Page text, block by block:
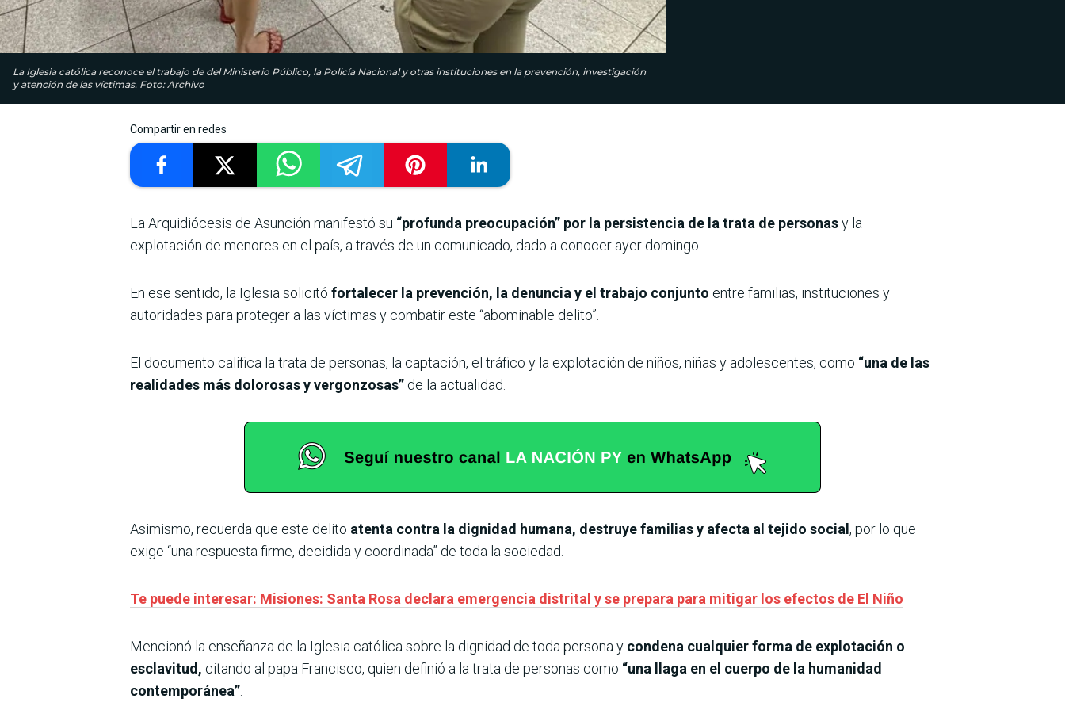
La Iglesia católica reconoce el trabajo de del Ministerio Público, la Policía Nacional y otras instituciones en la prevención, investigación
y atención de las víctimas. Foto: Archivo
Compartir en redes
La Arquidiócesis de Asunción manifestó su “profunda preocupación” por la persistencia de la trata de personasy la
explotación de menores en el país, a través de un comunicado, dado a conocer ayer domingo.
En ese sentido, la Iglesia solicitó fortalecer la prevención, la denuncia y el trabajo conjunto entre familias, instituciones y
autoridades para proteger a las víctimas y combatir este “abominable delito”.
El documento califica la trata de personas, la captación, el tráfico y la explotación de niños, niñas y adolescentes, como “una de las
realidades más dolorosas y vergonzosas” de la actualidad.
Asimismo, recuerda que este delito atenta contra la dignidad humana, destruye familias y afecta al tejido social , por lo que
exige “una respuesta firme, decidida y coordinada” de toda la sociedad.
Te puede interesar: Misiones: Santa Rosa declara emergencia distrital y se prepara para mitigar los efectos de El Niño
Mencionó la enseñanza de la Iglesia católica sobre la dignidad de toda persona y condena cualquier forma de explotación o
esclavitud, citando al papa Francisco, quien definió a la trata de personas como “una llaga en el cuerpo de la humanidad
contemporánea”.